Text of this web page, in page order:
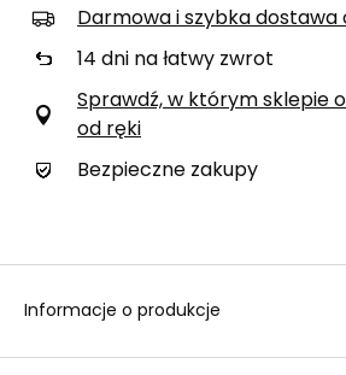
Darmowa i szybka dostawa
14 dni na łatwy zwrot
Sprawdź, w którym sklepie
od ręki
Bezpieczne zakupy
Informacje o produkcje